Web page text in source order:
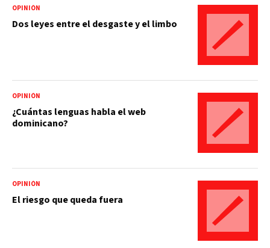
OPINIÓN
Dos leyes entre el desgaste y el limbo
OPINIÓN
¿Cuántas lenguas habla el web
dominicano?
OPINIÓN
El riesgo que queda fuera